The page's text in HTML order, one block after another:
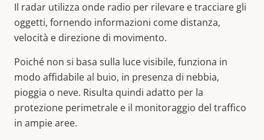
Il radar utilizza onde radio per rilevare e tracciare gli
oggetti, fornendo informazioni come distanza,
velocità e direzione di movimento.
Poiché non si basa sulla luce visibile, funziona in
modo affidabile al buio, in presenza di nebbia,
pioggia o neve. Risulta quindi adatto per la
protezione perimetrale e il monitoraggio del traffico
in ampie aree.